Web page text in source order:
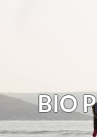
BIO